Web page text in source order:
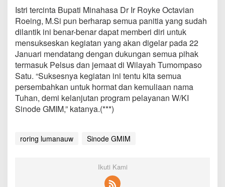
o
g
r
a
m
W
K
S
i
n
Istri tercinta Bupati Minahasa Dr Ir Royke Octavian
Roeing, M.Si pun berharap semua panitia yang sudah
dilantik ini benar-benar dapat memberi diri untuk
mensukseskan kegiatan yang akan digelar pada 22
Januari mendatang dengan dukungan semua pihak
termasuk Pelsus dan jemaat di Wilayah Tumompaso
Satu. “Suksesnya kegiatan ini tentu kita semua
persembahkan untuk hormat dan kemuliaan nama
Tuhan, demi kelanjutan program pelayanan W/KI
Sinode GMIM,” katanya.(***)
roring lumanauw Sinode GMIM
Ikuti Kami